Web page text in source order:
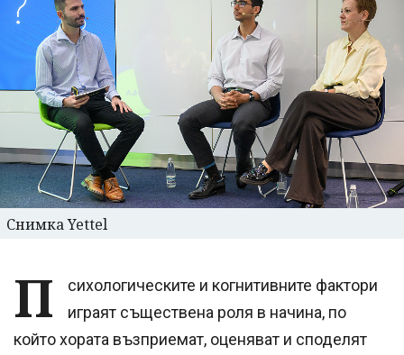
Снимка Yettel
П
сихологическите и когнитивните фактори
играят съществена роля в начина, по
който хората възприемат, оценяват и споделят